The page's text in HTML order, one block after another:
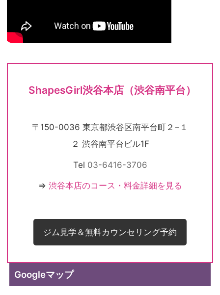
ShapesGirl渋谷本店（渋谷南平台）
〒150-0036 東京都渋谷区南平台町２−１
２ 渋谷南平台ビル1F
Tel 03-6416-3706
⇒ 渋谷本店のコース・料金詳細を見る
ジム見学＆無料カウンセリング予約
Googleマップ